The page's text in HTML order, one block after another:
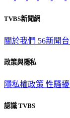
TVBS新聞網
關於我們 56新聞
政策與隱私
隱私權政策 性騷
認識 TVBS